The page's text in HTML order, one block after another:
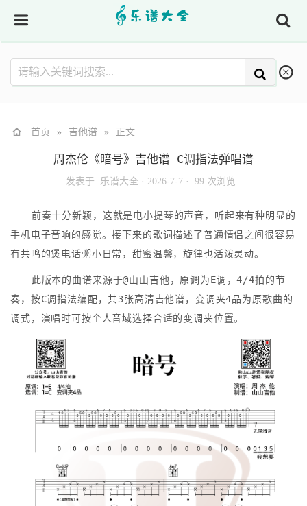
首页 » 吉他谱 » 正文
周杰伦《暗号》吉他谱 C调指法弹唱谱
发表于: 乐谱大全 · 2026-7-7 · 99 次浏览
前奏十分新颖，这就是电小提琴的声音，听起来有种明显的
手机电子音响的感觉。接下来的歌词描述了普通情侣之间很容易
有共鸣的煲电话粥小日常，甜蜜温馨，旋律也活泼灵动。
此版本的曲谱来源于@山山吉他，原调为E调，4/4拍的节
奏，按C调指法编配，共3张高清吉他谱，变调夹4品为原歌曲的
调式，演唱时可按个人音域选择合适的变调夹位置。